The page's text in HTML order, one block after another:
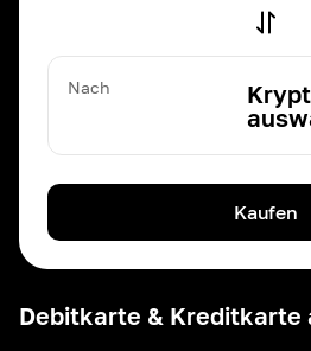
Debitkarte & Kreditkarte
Nach
Kaufen